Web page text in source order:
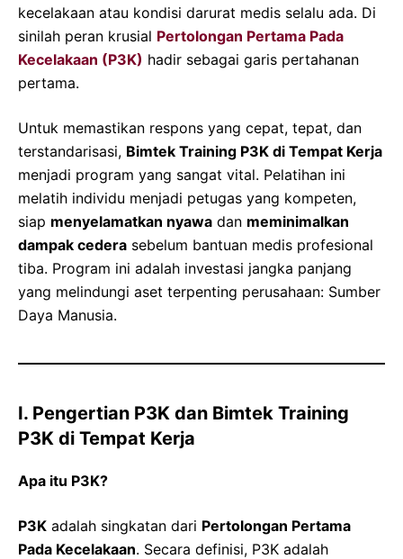
kecelakaan atau kondisi darurat medis selalu ada. Di
sinilah peran krusial Pertolongan Pertama Pada
Kecelakaan (P3K) hadir sebagai garis pertahanan
pertama.
Untuk memastikan respons yang cepat, tepat, dan
terstandarisasi, Bimtek Training P3K di Tempat Kerja
menjadi program yang sangat vital. Pelatihan ini
melatih individu menjadi petugas yang kompeten,
siap menyelamatkan nyawa dan meminimalkan
dampak cedera sebelum bantuan medis profesional
tiba. Program ini adalah investasi jangka panjang
yang melindungi aset terpenting perusahaan: Sumber
Daya Manusia.
I. Pengertian P3K dan Bimtek Training
P3K di Tempat Kerja
Apa itu P3K?
P3K adalah singkatan dari Pertolongan Pertama
Pada Kecelakaan. Secara definisi, P3K adalah